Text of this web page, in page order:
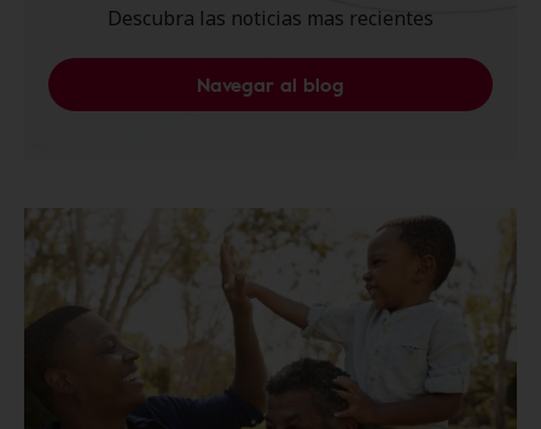
Descubra las noticias mas recientes
Navegar al blog